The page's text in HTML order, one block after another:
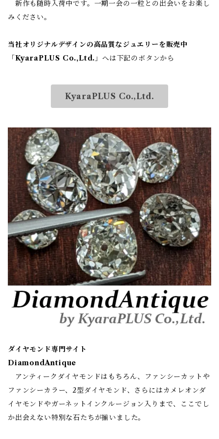
新作も随時入荷中です。一期一会の一粒との出会いをお楽し
みください。
当社オリジナルデザインの高品質なジュエリーを販売中
「 KyaraPLUS Co.,Ltd. 」へは下記のボタンから
KyaraPLUS Co.,Ltd.
ダイヤモンド専門サイト
DiamondAntique
アンティークダイヤモンドはもちろん、ファンシーカットや
ファンシーカラー、2型ダイヤモンド、さらにはカメレオンダ
イヤモンドやガーネットインクルージョン入りまで、ここでし
か出会えない特別な石たちが揃いました。